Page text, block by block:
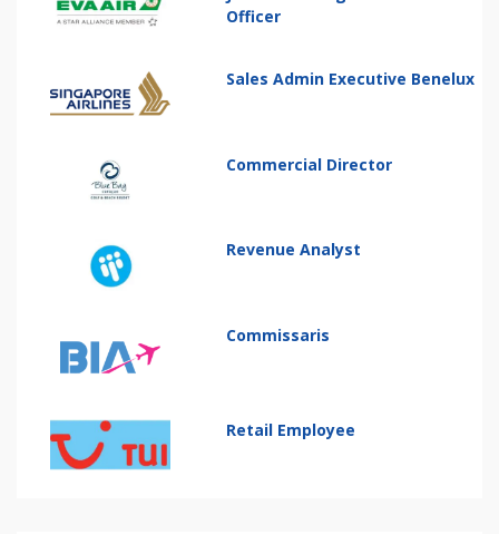
Officer
Sales Admin Executive Benelux
Commercial Director
Revenue Analyst
Commissaris
Retail Employee